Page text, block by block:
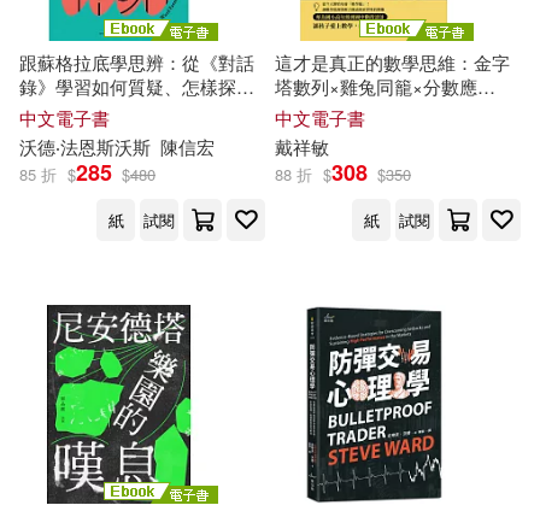
奧吉‧歐格斯(2) 小倉廣(2)
小林智洋(2) 小象(2)
尼采(2) 展展(2)
山東智紀(2)
崔西．丹尼斯－蒂瓦里(2)
川村奈津子(2)
布萊思．寇特內(2)
北京航空航天大學出版社(7)
博客思(7)
吉林出版集團有限責任公司(7)
安徽人民出版社(7)
復旦大學出版社(7)
東南大學出版社(7)
跟蘇格拉底學思辨：從《對話
錄》學習如何質疑、怎樣探究?
矯正僵化思維、屏除固有偏
見，寫給每個人的理性思考與
對話指南 (電子書)
中文電子書
沃德‧法恩斯沃斯 陳信宏
85 折 $285 $480
紙
試閱
這才是真正的數學思維：金字
塔數列×雞兔同籠×分數應
用……從鞏固基礎到提升思考
力，掌握關鍵難點，突破數學
瓶頸 (電子書)
中文電子書
戴祥敏
88 折 $308 $350
紙
試閱